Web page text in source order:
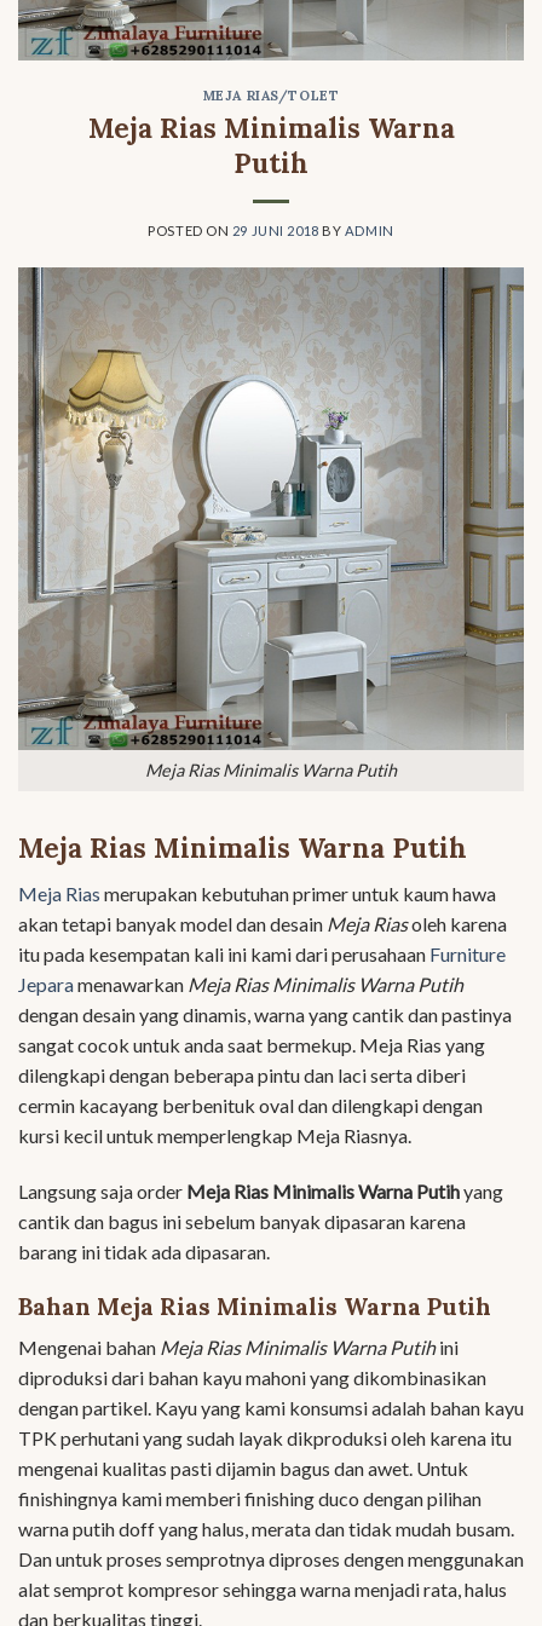
MEJA RIAS/TOLET
Meja Rias Minimalis Warna
Putih
POSTED ON 29 JUNI 2018 BY ADMIN
Meja Rias Minimalis Warna Putih
Meja Rias Minimalis Warna Putih
Meja Rias merupakan kebutuhan primer untuk kaum hawa
akan tetapi banyak model dan desain Meja Riasoleh karena
itu pada kesempatan kali ini kami dari perusahaan Furniture
Jeparamenawarkan Meja Rias Minimalis Warna Putih
dengan desain yang dinamis, warna yang cantik dan pastinya
sangat cocok untuk anda saat bermekup. Meja Rias yang
dilengkapi dengan beberapa pintu dan laci serta diberi
cermin kacayang berbenituk oval dan dilengkapi dengan
kursi kecil untuk memperlengkap Meja Riasnya.
Langsung saja order Meja Rias Minimalis Warna Putihyang
cantik dan bagus ini sebelum banyak dipasaran karena
barang ini tidak ada dipasaran.
Bahan Meja Rias Minimalis Warna Putih
Mengenai bahan Meja Rias Minimalis Warna Putihini
diproduksi dari bahan kayu mahoni yang dikombinasikan
dengan partikel. Kayu yang kami konsumsi adalah bahan kayu
TPK perhutani yang sudah layak dikproduksi oleh karena itu
mengenai kualitas pasti dijamin bagus dan awet. Untuk
finishingnya kami memberi finishing duco dengan pilihan
warna putih doff yang halus, merata dan tidak mudah busam.
Dan untuk proses semprotnya diproses dengen menggunakan
alat semprot kompresor sehingga warna menjadi rata, halus
dan berkualitas tinggi.